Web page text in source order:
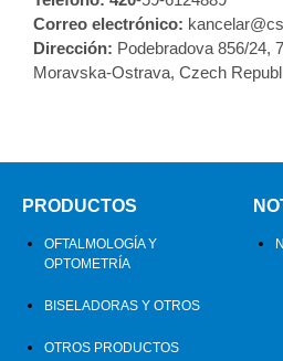
Correo electrónico:
Dirección: Podebradova 856/24,
Moravska-Ostrava, Czech
PRODUCTOS
OFTALMOLOGÍA Y
OPTOMETRÍA
BISELADORAS Y OTROS
OTROS PRODUCTOS